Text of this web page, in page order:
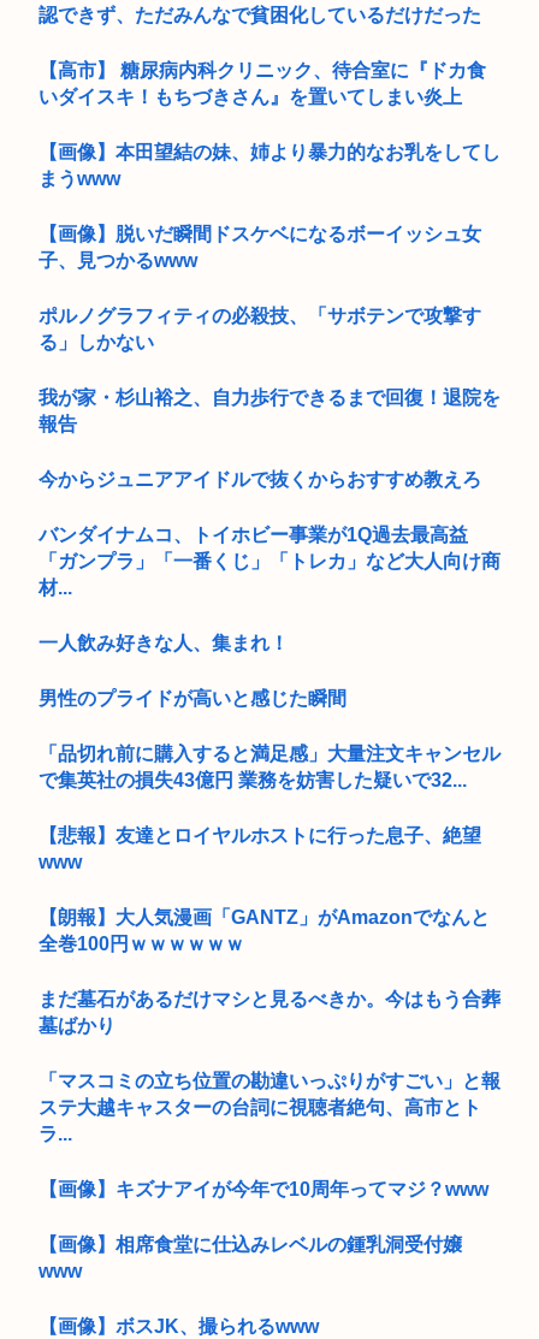
認できず、ただみんなで貧困化しているだけだった
【高市】 糖尿病内科クリニック、待合室に『ドカ食
いダイスキ！もちづきさん』を置いてしまい炎上
【画像】本田望結の妹、姉より暴力的なお乳をしてし
まうwww
【画像】脱いだ瞬間ドスケベになるボーイッシュ女
子、見つかるwww
ポルノグラフィティの必殺技、「サボテンで攻撃す
る」しかない
我が家・杉山裕之、自力歩行できるまで回復！退院を
報告
今からジュニアアイドルで抜くからおすすめ教えろ
バンダイナムコ、トイホビー事業が1Q過去最高益
「ガンプラ」「一番くじ」「トレカ」など大人向け商
材...
一人飲み好きな人、集まれ！
男性のプライドが高いと感じた瞬間
「品切れ前に購入すると満足感」大量注文キャンセル
で集英社の損失43億円 業務を妨害した疑いで32...
【悲報】友達とロイヤルホストに行った息子、絶望
www
【朗報】大人気漫画「GANTZ」がAmazonでなんと
全巻100円ｗｗｗｗｗｗ
まだ墓石があるだけマシと見るべきか。今はもう合葬
墓ばかり
「マスコミの立ち位置の勘違いっぷりがすごい」と報
ステ大越キャスターの台詞に視聴者絶句、高市とト
ラ...
【画像】キズナアイが今年で10周年ってマジ？www
【画像】相席食堂に仕込みレベルの鍾乳洞受付嬢
www
【画像】ボスJK、撮られるwww